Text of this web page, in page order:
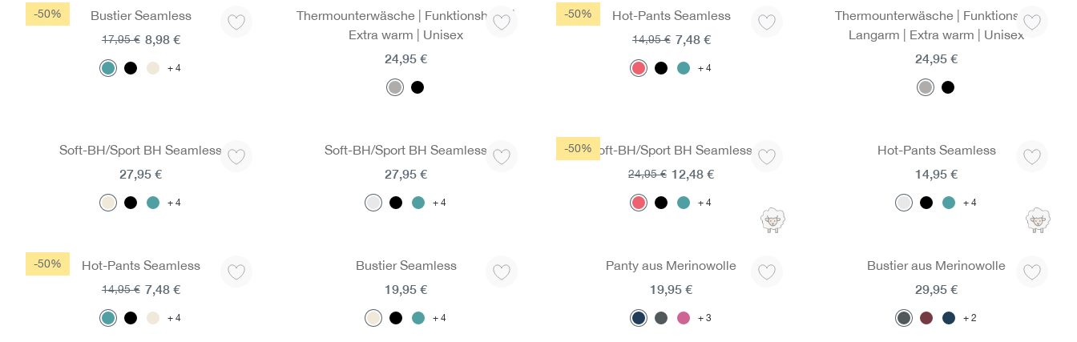
-50% Bustier Seamless
4
8,98 €
17,95 €
Thermounterwäsche | Funktionshose |
Extra warm | Unisex
24,95 €
-50% Hot-Pants Seamless
4
7,48 €
14,95 €
Thermounterwäsche | Funktionshirt
Langarm | Extra warm | Unisex
24,95 €
Soft-BH/Sport BH Seamless
4
27,95 €
Soft-BH/Sport BH Seamless
4
27,95 €
-50%Soft-BH/Sport BH Seamless
4
12,48 €
24,95 €
Hot-Pants Seamless
4
14,95 €
-50% Hot-Pants Seamless
4
7,48 €
14,95 €
Bustier Seamless
4
19,95 €
Panty aus Merinowolle
3
19,95 €
Bustier aus Merinowolle
2
29,95 €